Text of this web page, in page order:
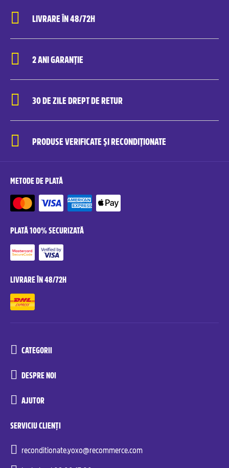
LIVRARE ÎN 48/72H
2 ANI GARANȚIE
30 DE ZILE DREPT DE RETUR
PRODUSE VERIFICATE ȘI RECONDIȚIONATE
METODE DE PLATĂ
PLATĂ 100% SECURIZATĂ
LIVRARE ÎN 48/72H
CATEGORII
DESPRE NOI
AJUTOR
SERVICIU CLIENȚI
reconditionate.yoxo@recommerce.com